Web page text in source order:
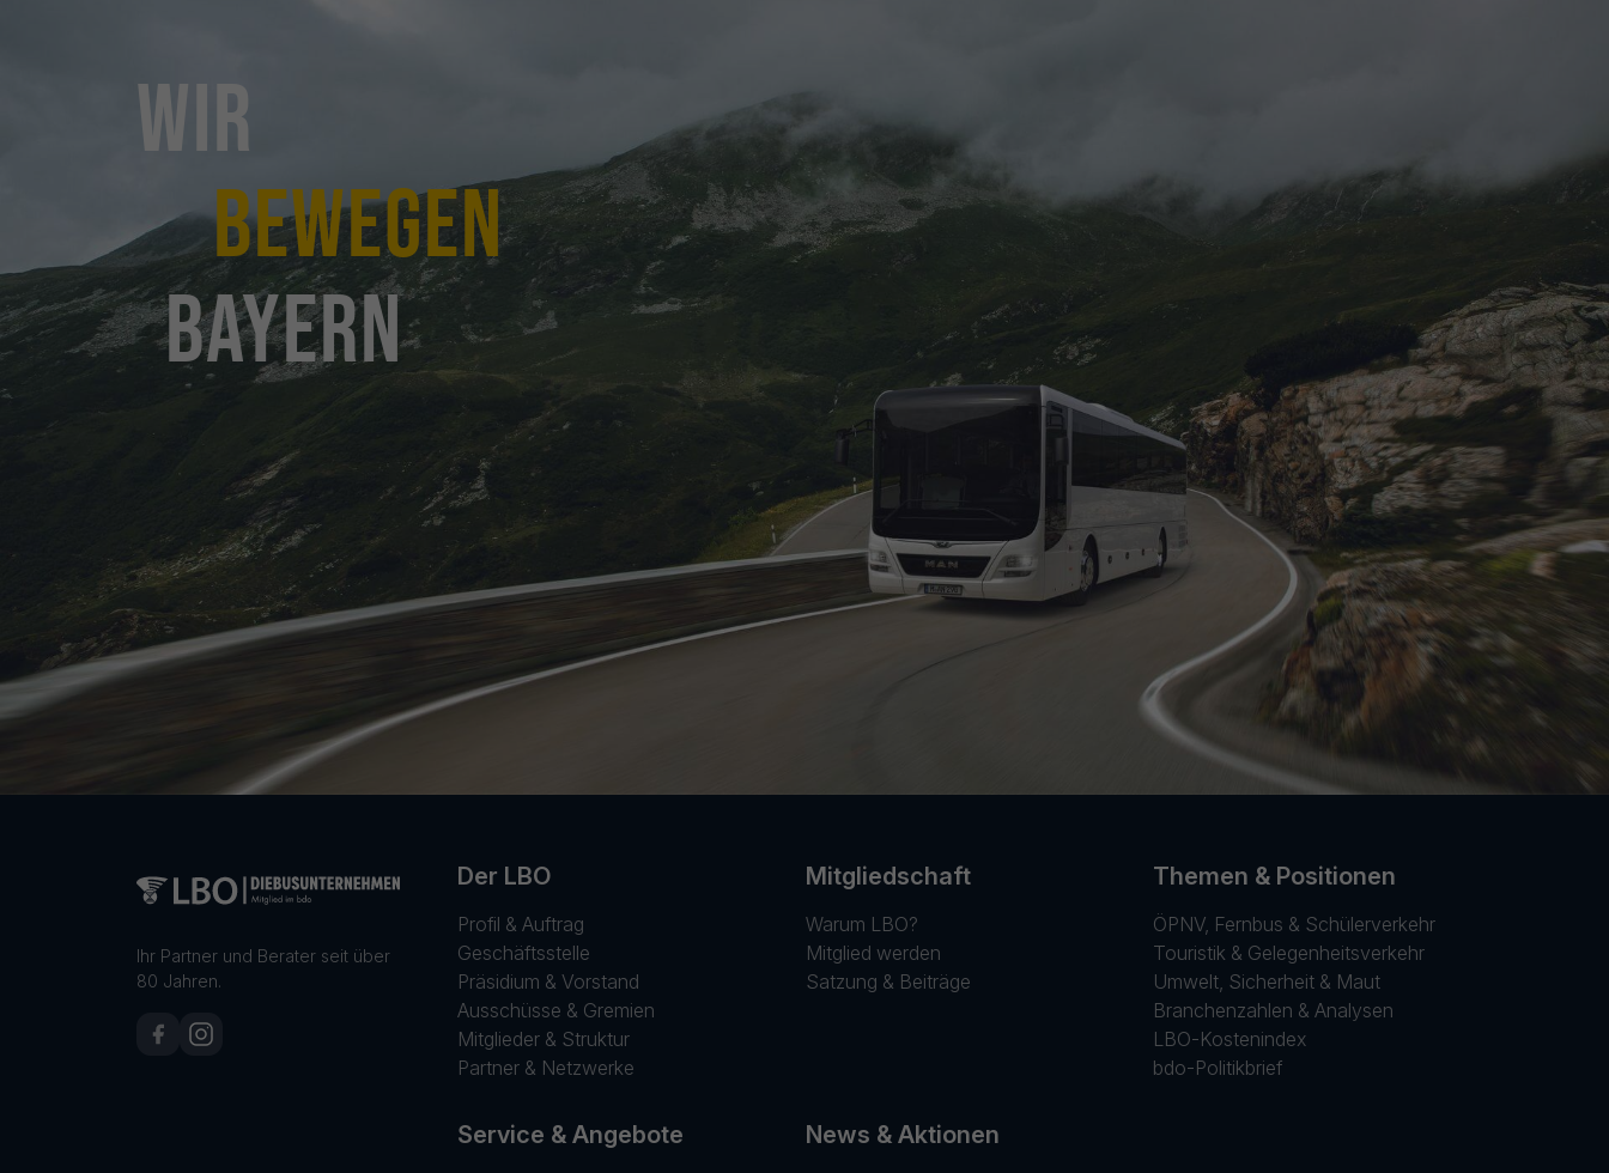
Wir
bewegen
Bayern
Ihr Partner und Berater seit über
80 Jahren.
Der LBO
Profil & Auftrag
Geschäftsstelle
Präsidium & Vorstand
Ausschüsse & Gremien
Mitglieder & Struktur
Partner & Netzwerke
Mitgliedschaft
Warum LBO?
Mitglied werden
Satzung & Beiträge
Themen & Positionen
ÖPNV, Fernbus & Schülerverkehr
Touristik & Gelegenheitsverkehr
Umwelt, Sicherheit & Maut
Branchenzahlen & Analysen
LBO-Kostenindex
bdo-Politikbrief
Service & Angebote News & Aktionen